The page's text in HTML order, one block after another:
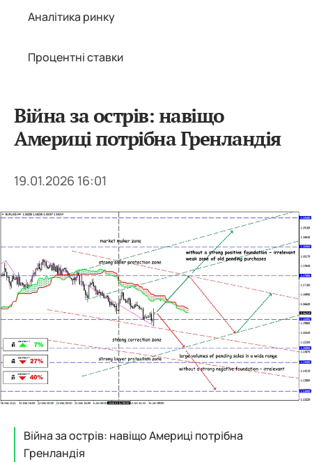
Аналітика ринку
Процентні ставки
Війна за острів: навіщо
Америці потрібна Гренландія
19.01.2026 16:01
Війна за острів: навіщо Америці потрібна
Гренландія